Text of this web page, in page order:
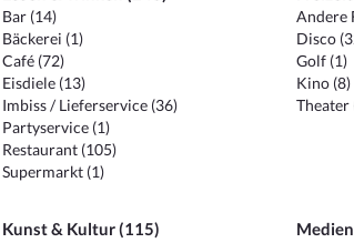
Bar (14)
Bäckerei (1)
Café (72)
Eisdiele (13)
Imbiss / Lieferservice (36)
Partyservice (1)
Restaurant (105)
Supermarkt (1)
Andere
Disco
Golf (1)
Kino (8)
Theater
Kunst & Kultur (115)